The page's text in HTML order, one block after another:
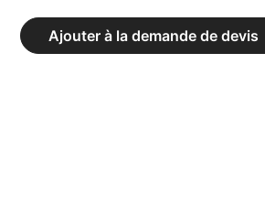
Ajouter à la demande de devis